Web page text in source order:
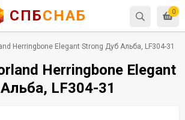
0
СПБСНАБ
Herringbone Elegant Strong Дуб Альба, LF304-31
Herringbone Elegant
LF304-31